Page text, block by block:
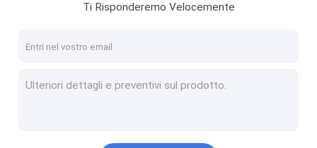
Moduli della macchina fotografica dell'OEM
Ti Risponderemo Velocemente